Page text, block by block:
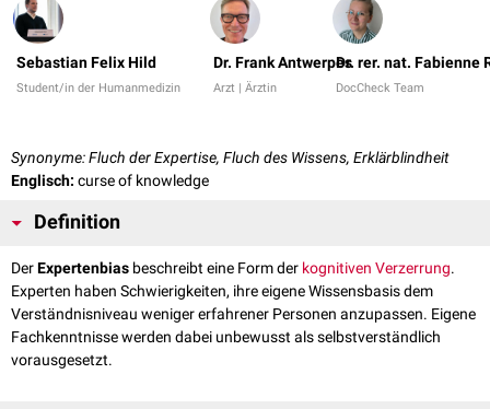
Sebastian Felix Hild
Student/in der Humanmedizin
Dr. Frank Antwerpes
Arzt | Ärztin
Dr. rer. nat. Fabienne
DocCheck Team
Synonyme: Fluch der Expertise, Fluch des Wissens, Erklärblindheit
Englisch: curse of knowledge
Definition
DerExpertenbias beschreibt eine Form der kognitiven Verzerrung.
Experten haben Schwierigkeiten, ihre eigene Wissensbasis dem
Verständnisniveau weniger erfahrener Personen anzupassen. Eigene
Fachkenntnisse werden dabei unbewusst als selbstverständlich
vorausgesetzt.